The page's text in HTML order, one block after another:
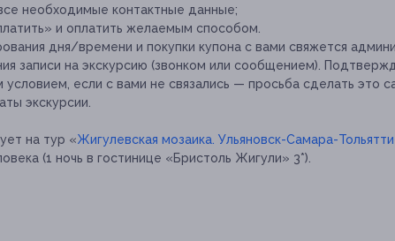
необходимые контактные данные;
и⁠ ⁠оплатить желаемым способом.
дня/времени и покупки купона с вами свяжется
записи на экскурсию (звонком или сообщением).
условием, если с вами не связались — просьба сделать это
экскурсии.
на тур «Жигулевская мозаика. Ульяновск-Самара-
(1 ночь в гостинице «Бристоль Жигули» 3*).